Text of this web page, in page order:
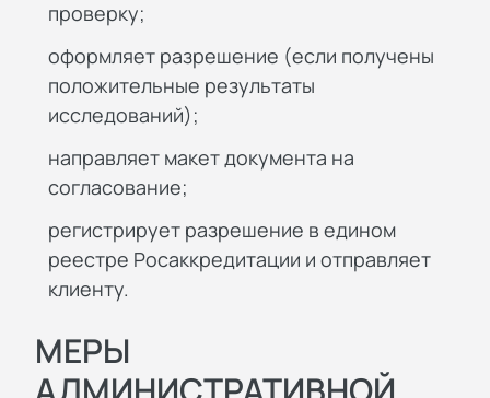
проверку;
оформляет разрешение (если получены
положительные результаты
исследований);
направляет макет документа на
согласование;
регистрирует разрешение в едином
реестре Росаккредитации и отправляет
клиенту.
МЕРЫ